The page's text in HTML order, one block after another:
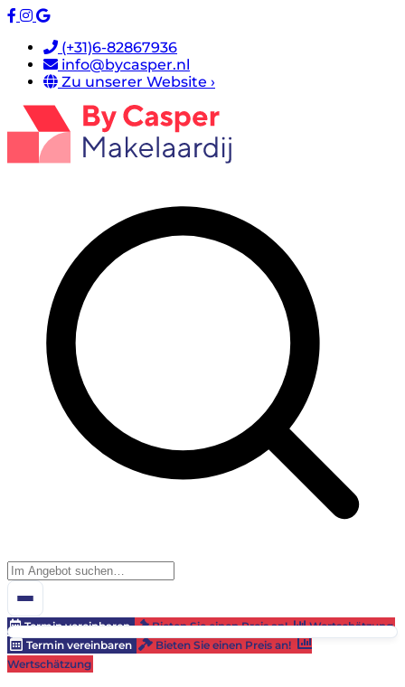
(+31)6-82867936
info@bycasper.nl
Zu unserer Website ›
Termin vereinbaren Bieten Sie einen Preis an!
Wertschätzung
Termin vereinbaren
Bieten Sie einen Preis an!
Wertschätzung